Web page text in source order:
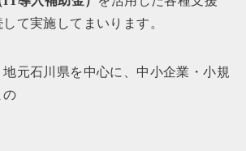
て実施してまいります。
元石川県を中心に、中小企業・小規
の